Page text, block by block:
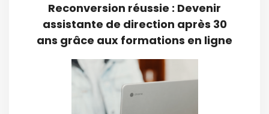
Reconversion réussie : Devenir
assistante de direction après 30
ans grâce aux formations en ligne